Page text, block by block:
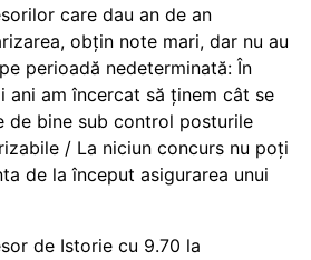
care dau an de an
obțin note mari, dar nu au
perioadă nedeterminată: În
ani am încercat să ținem cât se
de bine sub control posturile
/ La niciun concurs nu poți
de la început asigurarea unui
de Istorie cu 9.70 la